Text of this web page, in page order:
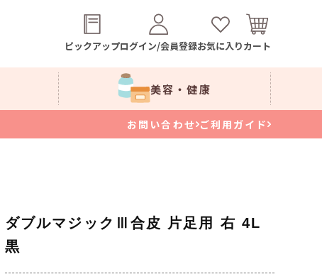
ピックアップログイン/会員登録お気に入りカート
美容・健康
お問い合わせ ご利用ガイド
ダブルマジックⅢ合皮 片足用 右 4L
黒